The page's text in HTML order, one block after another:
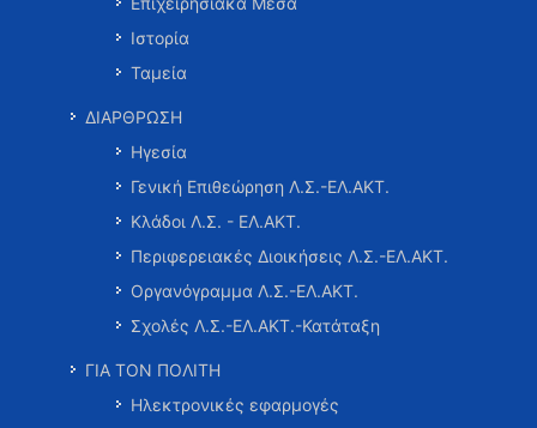
Ιστορία
Ταμεία
ΔΙΑΡΘΡΩΣΗ
Ηγεσία
Γενική Επιθεώρηση Λ.Σ.-ΕΛ.ΑΚΤ.
Κλάδοι Λ.Σ. - ΕΛ.ΑΚΤ.
Περιφερειακές Διοικήσεις Λ.Σ.-ΕΛ.ΑΚΤ.
Οργανόγραμμα Λ.Σ.-ΕΛ.ΑΚΤ.
Σχολές Λ.Σ.-ΕΛ.ΑΚΤ.-Κατάταξη
ΓΙΑ ΤΟΝ ΠΟΛΙΤΗ
Ηλεκτρονικές εφαρμογές